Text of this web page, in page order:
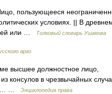
пользующееся
условиях. || В
или …
Толковый словарь Ушакова
арго
высшее должностное лицо,
консулов в чрезвычайных
…
Энциклопедия права